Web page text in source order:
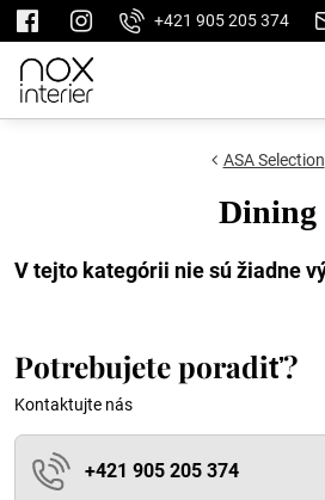
+421 905 205 374
ASA Selection
Dining
Potrebujete poradiť?
Kontaktujte nás
+421 905 205 374